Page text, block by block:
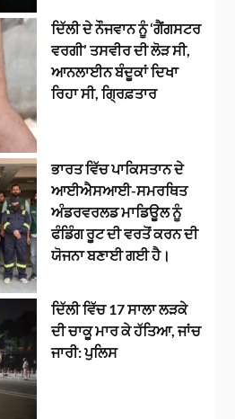
ਦਿੱਲੀ ਦੇ ਨੌਜਵਾਨ ਨੂੰ ‘ਗੈਂਗਸਟਰ
ਵਰਗੀ’ ਤਸਵੀਰ ਦੀ ਲੋੜ ਸੀ,
ਆਨਲਾਈਨ ਬੰਦੂਕਾਂ ਦਿਖਾ
ਰਿਹਾ ਸੀ, ਗ੍ਰਿਫ਼ਤਾਰ
ਭਾਰਤ ਵਿੱਚ ਪਾਕਿਸਤਾਨ ਦੇ
ਆਈਐਸਆਈ-ਸਮਰਥਿਤ
ਅੰਡਰਵਰਲਡ ਮਾਡਿਊਲ ਨੂੰ
ਫੰਡਿੰਗ ਰੂਟ ਦੀ ਵਰਤੋਂ ਕਰਨ ਦੀ
ਯੋਜਨਾ ਬਣਾਈ ਗਈ ਹੈ।
ਦਿੱਲੀ ਵਿੱਚ 17 ਸਾਲਾ ਲੜਕੇ
ਦੀ ਚਾਕੂ ਮਾਰ ਕੇ ਹੱਤਿਆ, ਜਾਂਚ
ਜਾਰੀ: ਪੁਲਿਸ